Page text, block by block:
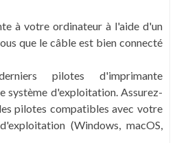
à votre ordinateur à l'aide d'un
que le câble est bien connecté
pilotes d'imprimante
système d'exploitation. Assurez-
pilotes compatibles avec votre
(Windows, macOS,